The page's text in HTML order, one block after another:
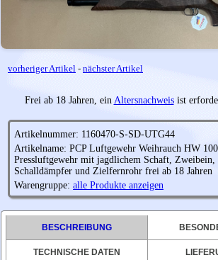
vorheriger Artikel - nächster Artikel
Frei ab 18 Jahren, ein Altersnachweisist
Artikelnummer: 1160470-S-SD-UTG44
Artikelname: PCP Luftgewehr Weihrauch HW
Pressluftgewehr mit jagdlichem Schaft, Zweibein,
Schalldämpfer und Zielfernrohr frei ab 18 Jahren
Warengruppe: alle Produkte anzeigen
BESCHREIBUNG
TECHNISCHE DATEN